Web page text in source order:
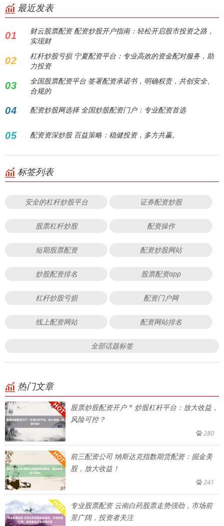
最近发表
01
财云股票配资 配资炒股开户指南：轻松开启股市投资之路，
实现财
02
杠杆炒股亏损 宁夏配资平台：专业高效的资金配对服务，助
力投资
03
全国股票配资平台 签署配资承诺书，明确权责，共创安全、
合规的
04 配资炒股网选择 全国炒股配资门户：专业配资首选
05 配资资深炒股 百益策略：稳健投资，多方共赢。
标签列表
安全的杠杆炒股平台 证券配资炒股
股票杠杆炒股 配资操作
短期股票配资 配资炒股网站
炒股配资排名 股票配资app
杠杆炒股亏损 配资门户网
线上配资网站 配资网站排名
全部话题标签
热门文章
股票炒股配资开户 * 炒股杠杆平台：放大收益，
风险可控？
280
前三配资公司 纳斯达克指数期货配资：掘金美
股，放大收益！
241
专业股票配资 云南白药股票走势强劲，市场前
景广阔，投资者关注